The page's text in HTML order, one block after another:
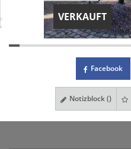
VERKAUFT
Facebook
Notizblock ()